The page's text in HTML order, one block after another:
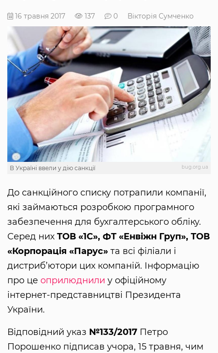
16 травня 2017 137 0 Вікторія Сумченко
bug.org.ua
В Україні ввели у дію санкції
До санкційного списку потрапили компанії,
які займаються розробкою програмного
забезпечення для бухгалтерського обліку.
Серед них ТОВ «1С», ФТ «Енвіжн Груп», ТОВ
«Корпорація «Парус» та всі філіали і
дистриб’ютори цих компаній. Інформацію
про це оприлюднили у офіційному
інтернет-представництві Президента
України.
Відповідний указ №133/2017 Петро
Порошенко підписав учора, 15 травня, чим